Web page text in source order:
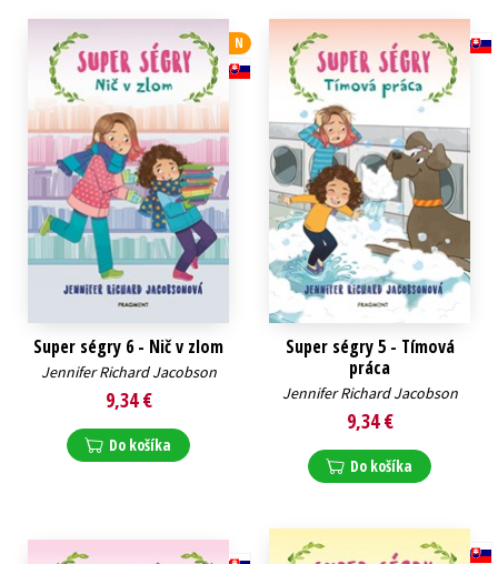
Technické vedy
Učebnice
Umenie a kultúra
Výchova a pedagogika
Young adult
Young adult (SK)
Zdravie a životný štýl
Všetky tituly
N
Super ségry 6 - Nič v zlom
Jennifer Richard Jacobson
9,34 €
Do košíka
Super ségry 5 - Tímová
práca
Jennifer Richard Jacobson
9,34 €
Do košíka